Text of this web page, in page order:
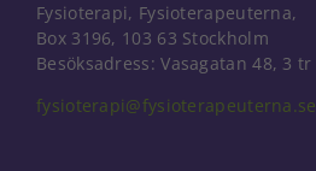
Fysioterapi, Fysioterapeuterna,
Box 3196, 103 63 Stockholm
Besöksadress: Vasagatan 48, 3 tr
fysioterapi@fysioterapeuterna.se